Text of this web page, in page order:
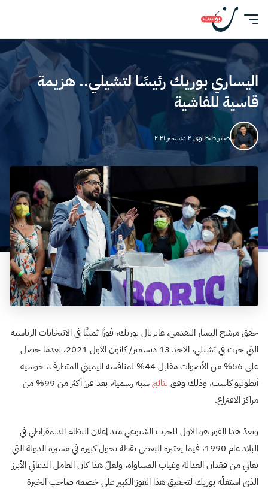
اليساري بوريك رئيسًا لتشيلي.. هزيمة
قاسية للفاشية
صابر طنطاوي٢٠ ديسمبر ٢٠٢١
حقق مرشح اليسار التقدمي، غابريال بوريك، فوزًا ثمينًا في الانتخابات الرئاسية
التي جرت في تشيلي، الأحد 13 ديسمبر/ كانون الأول 2021، بعدما حصل
على 56% من الأصوات مقابل 44% لمنافسه اليميني المتطرف، خوسيه
أنطونيو كاست، وذلك وفق نتائج
شبه رسمية، بعد فرز أكثر من 99% من
مراكز الاقتراع.
ويعدّ هذا الفوز هو الأول للحزب الشيوعي منذ إعلان النظام الديمقراطي في
البلاد عام 1990، فيما يعتبره البعض نقطة تحول كبيرة في مسيرة الدولة التي
تعاني من فقدان العدالة وغياب المساواة، ولعلّ هذا كان العامل الدعائي الأبرز
الذي استغلّه بوريك لتحقيق هذا الفوز الكبير على خصمه صاحب الخبرة